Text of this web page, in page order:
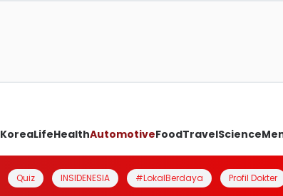
KoreaLifeHealthAutomotiveFoodTravelScience
Quiz INSIDENESIA #LokalBerdaya Profil Dokter